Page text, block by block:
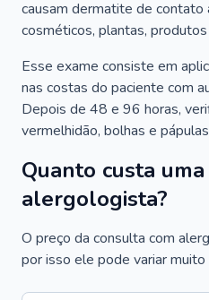
causam dermatite de contato
cosméticos, plantas,
Esse exame consiste em
nas costas do paciente com
Depois de 48 e 96 horas,
vermelhidão, bolhas e
Quanto custa
alergologista?
O preço da consulta com
por isso ele pode variar muito